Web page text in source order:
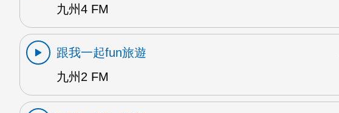
九州4 FM
跟我一起fun旅遊
九州2 FM